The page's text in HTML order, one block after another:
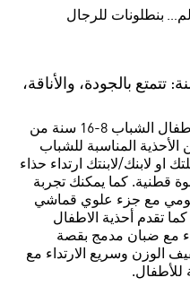
فرق كأس العالم FIFA 26™ بنطلونات للرجال
الأطفال الشباب 8-16 سنة: تتمتع بالجودة، والأناقة،
إن المجموعة الكبيرة من أحذية الأطفال الشباب 8-16 سنة من
المناسبة للشباب
لابنك/لابنتك ارتداء حذاء
قطنية. كما يمكنك تجربة
اليومي مع جزء علوي قماشي
تقدم أحذية الاطفال
حذاء مع ضبان مدمج بقصة
الوزن وسريع الارتداء مع
للأطفال.